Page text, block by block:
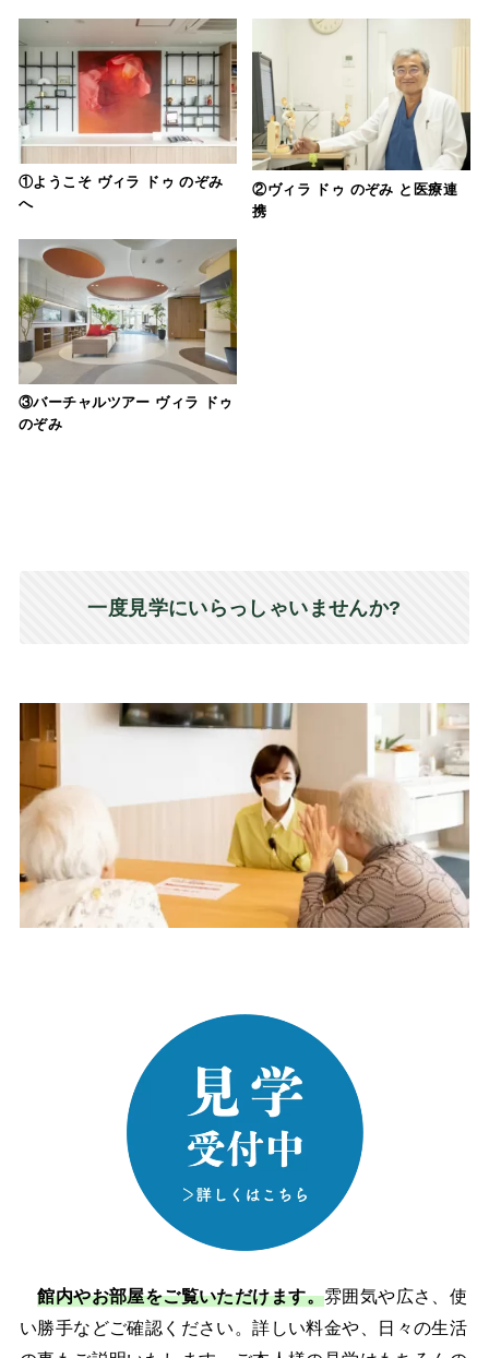
①ようこそ ヴィラ ドゥ のぞみ
へ
②ヴィラ ドゥ のぞみ と医療連
携
③バーチャルツアー ヴィラ ドゥ
のぞみ
一度見学にいらっしゃいませんか?
館内やお部屋をご覧いただけます。雰囲気や広さ、使
い勝手などご確認ください。詳しい料金や、日々の生活